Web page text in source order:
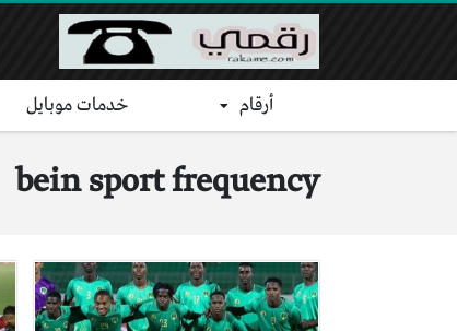
أرقام خدمات موبايل
bein sport frequency